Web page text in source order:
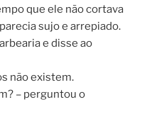
que ele não cortava
sujo e arrepiado.
e disse ao
não existem.
– perguntou o